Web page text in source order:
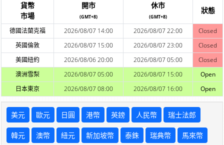
貨幣
市場
開市
(GMT+8)
休市
(GMT+8)
狀態
德國法蘭克福 2026/08/07 14:00 2026/08/07 22:00
Closed
英國倫敦
2026/08/07 15:00 2026/08/07 23:00
Closed
美國紐約
2026/08/06 20:00 2026/08/07 05:00
Closed
澳洲雪梨
2026/08/07 05:00 2026/08/07 15:00
Open
日本東京
2026/08/07 08:00 2026/08/07 16:00 Open
美元 歐元 日圓 港幣 英鎊 人民幣 瑞士法郎
韓元 澳幣 紐元 新加坡幣 泰銖 瑞典幣 馬來幣